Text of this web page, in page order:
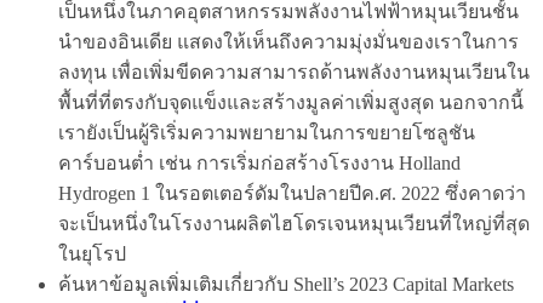
เป็นหนึ่งในภาคอุตสาหกรรมพลังงานไฟฟ้าหมุนเวียนชั้น
นำของอินเดีย แสดงให้เห็นถึงความมุ่งมั่นของเราในการ
ลงทุน เพื่อเพิ่มขีดความสามารถด้านพลังงานหมุนเวียนใน
พื้นที่ที่ตรงกับจุดแข็งและสร้างมูลค่าเพิ่มสูงสุด นอกจากนี้
เรายังเป็นผู้ริเริ่มความพยายามในการขยายโซลูชัน
คาร์บอนต่ำ เช่น การเริ่มก่อสร้างโรงงาน Holland
Hydrogen 1 ในรอตเตอร์ดัมในปลายปีค.ศ. 2022 ซึ่งคาดว่า
จะเป็นหนึ่งในโรงงานผลิตไฮโดรเจนหมุนเวียนที่ใหญ่ที่สุด
ในยุโรป
ค้นหาข้อมูลเพิ่มเติมเกี่ยวกับ Shell’s 2023 Capital Markets